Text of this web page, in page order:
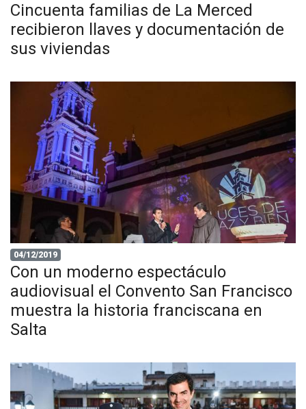
Cincuenta familias de La Merced
recibieron llaves y documentación de
sus viviendas
04/12/2019
Con un moderno espectáculo
audiovisual el Convento San Francisco
muestra la historia franciscana en
Salta